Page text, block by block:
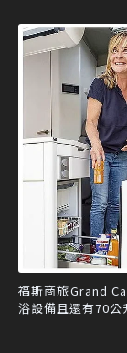
福斯商旅Grand
浴設備且還有70公